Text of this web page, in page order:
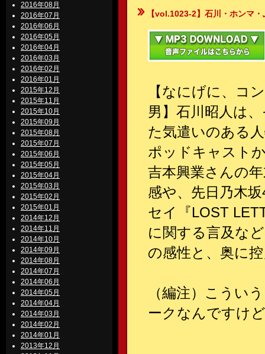
2016年08月
2016年07月
2016年06月
2016年05月
2016年04月
2016年03月
2016年02月
2016年01月
2015年12月
2015年11月
2015年10月
2015年09月
2015年08月
2015年07月
2015年06月
2015年05月
2015年04月
2015年03月
2015年02月
2015年01月
2014年12月
2014年11月
2014年10月
2014年09月
2014年08月
2014年07月
2014年06月
2014年05月
2014年04月
2014年03月
2014年02月
2014年01月
2013年12月
【vol.1023-2】石川・ホンマ・
【なにげに、コ
男】石川昭人は
た気遣いのある
ポッドキャスト
吉本興業さんの
感や、先日乃木
セイ『LOST
に関する言及な
の感性と、奥に
（編注）こうい
ークなんですけ